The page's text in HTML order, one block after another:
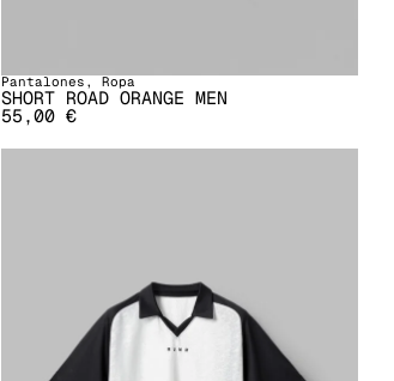
Pantalones , Ropa
SHORT ROAD ORANGE MEN
55,00 €